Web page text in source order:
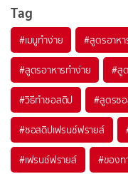
Tag
#เมนูทำง่าย #สูตรอาหา
#สูตรอาหารทำง่าย #สู
#วิธีทำซอสดิป #สูตรซ
#ซอสดิปเฟรนช์ฟรายส์
#เฟรนช์ฟรายส์ #ของท